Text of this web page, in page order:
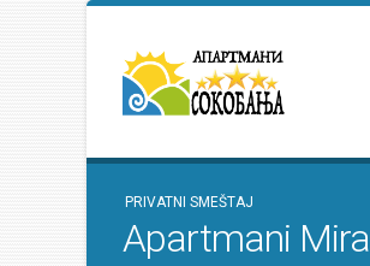
PRIVATNI SMEŠTAJ
Apartmani Mira